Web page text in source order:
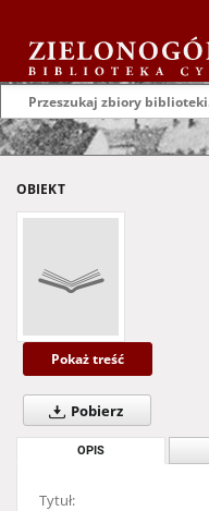
OBIEKT
Pokaż treść
Pobierz
OPIS
Tytuł: